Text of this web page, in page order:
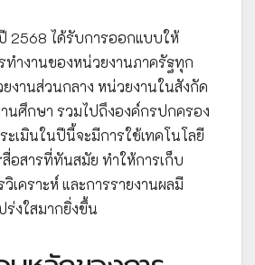
2568 ได้รับการออกแบบให้
ทำงานของหน่วยงานภาครัฐทุก
งานส่วนกลาง หน่วยงานในสังกัด
นศึกษา รวมไปถึงองค์กรปกครอง
เมินในปีนี้จะมีการใช้เทคโนโลยี
อสารที่ทันสมัย ทำให้การเก็บ
เคราะห์ และการรายงานผลมี
ร่งใสมากยิ่งขึ้น